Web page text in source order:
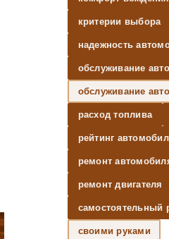
критерии выбора
надежность
обслуживание авто
обслуживание
расход топлива
рейтинг
ремонт
ремонт двигателя
самостоятельный
своими руками